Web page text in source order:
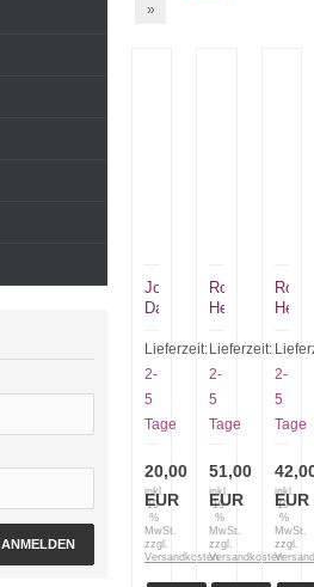
»
Jose
Da
Klappmesser
Merendeira
Walnuss
Carbon
Lieferzeit:
2-
5
Tage
20,00
EUR
inkl.
19
%
MwSt.
zzgl.
Versandkosten
Robert
Herder
Hamburger
nicht
rostfrei
1545
700
Lieferzeit:
2-
5
Tage
51,00
EUR
inkl.
19
%
MwSt.
zzgl.
Versandkosten
2-
5
Tage
EUR
inkl.
19
%
MwSt.
zzgl.
ANMELDEN